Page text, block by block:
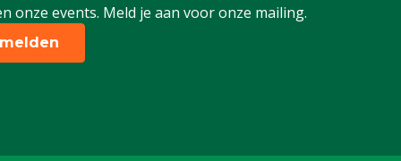
onze events. Meld je aan voor onze mailing.